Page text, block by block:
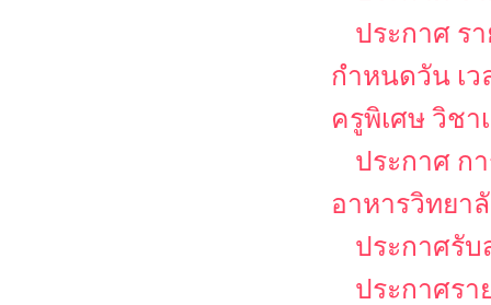
ประกาศ ร
กำหนดวัน เ
ครูพิเศษ วิชา
ประกาศ ก
อาหารวิทยา
ประกาศรั
ประกาศรา